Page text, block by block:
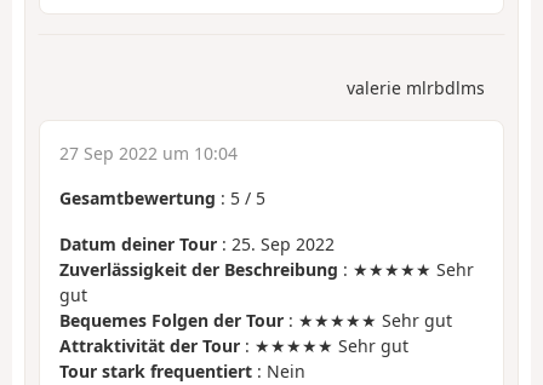
valerie mlrbdlms
27 Sep 2022 um 10:04
Gesamtbewertung : 5 / 5
Datum deiner Tour : 25. Sep 2022
Zuverlässigkeit der Beschreibung : ★★★★★ Sehr
gut
Bequemes Folgen der Tour : ★★★★★ Sehr gut
Attraktivität der Tour : ★★★★★ Sehr gut
Tour stark frequentiert : Nein